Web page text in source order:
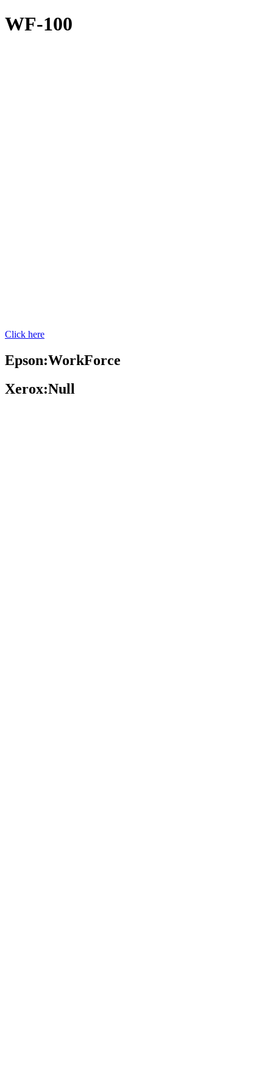
WF-100
Click here
Epson:WorkForce
Xerox:Null